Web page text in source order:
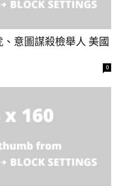
意圖謀殺檢舉人 美國
0